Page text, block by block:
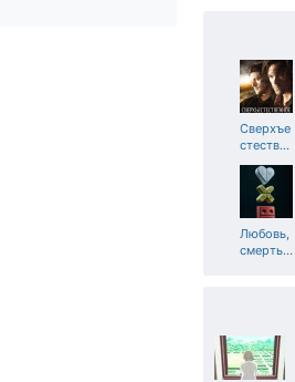
Сверхъе
стеств…
Любовь,
смерть…